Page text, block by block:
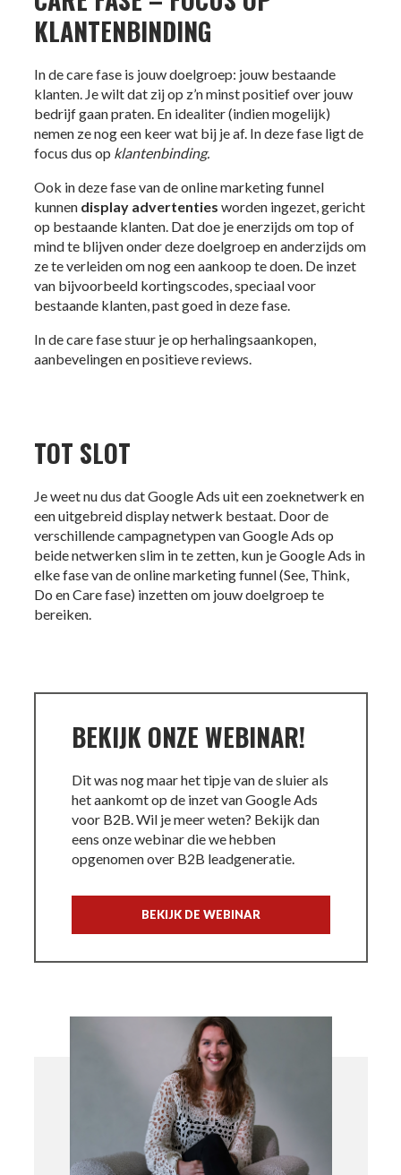
KLANTENBINDING
In de care fase is jouw doelgroep: jouw bestaande
klanten. Je wilt dat zij op z’n minst positief over jouw
bedrijf gaan praten. En idealiter (indien mogelijk)
nemen ze nog een keer wat bij je af. In deze fase ligt de
focus dus op klantenbinding.
Ook in deze fase van de online marketing funnel
kunnen display advertenties worden ingezet, gericht
op bestaande klanten. Dat doe je enerzijds om top of
mind te blijven onder deze doelgroep en anderzijds om
ze te verleiden om nog een aankoop te doen. De inzet
van bijvoorbeeld kortingscodes, speciaal voor
bestaande klanten, past goed in deze fase.
In de care fase stuur je op herhalingsaankopen,
aanbevelingen en positieve reviews.
TOT SLOT
Je weet nu dus dat Google Ads uit een zoeknetwerk en
een uitgebreid display netwerk bestaat. Door de
verschillende campagnetypen van Google Ads op
beide netwerken slim in te zetten, kun je Google Ads in
elke fase van de online marketing funnel (See, Think,
Do en Care fase) inzetten om jouw doelgroep te
bereiken.
BEKIJK ONZE WEBINAR!
Dit was nog maar het tipje van de sluier als
het aankomt op de inzet van Google Ads
voor B2B. Wil je meer weten? Bekijk dan
eens onze webinar die we hebben
opgenomen over B2B leadgeneratie.
BEKIJK DE WEBINAR